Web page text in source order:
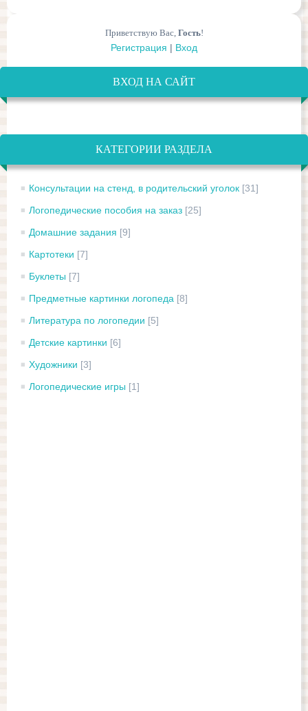
Приветствую Вас, Гость!
Регистрация | Вход
ВХОД НА САЙТ
КАТЕГОРИИ РАЗДЕЛА
Консультации на стенд, в родительский уголок [31]
Логопедические пособия на заказ [25]
Домашние задания [9]
Картотеки [7]
Буклеты [7]
Предметные картинки логопеда [8]
Литература по логопедии [5]
Детские картинки [6]
Художники [3]
Логопедические игры [1]